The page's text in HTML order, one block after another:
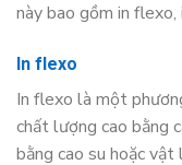
này bao gồm in
In flexo
In flexo là một
chất lượng cao bằng
bằng cao su hoặc